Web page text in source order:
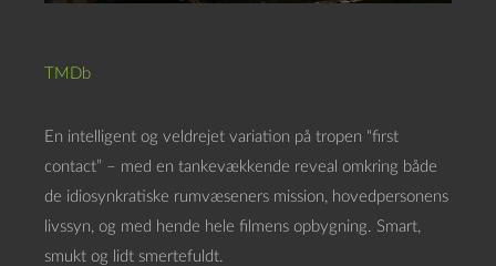
TMDb
En intelligent og veldrejet variation på tropen “first
contact” – med en tankevækkende reveal omkring både
de idiosynkratiske rumvæseners mission, hovedpersonens
livssyn, og med hende hele filmens opbygning. Smart,
smukt og lidt smertefuldt.